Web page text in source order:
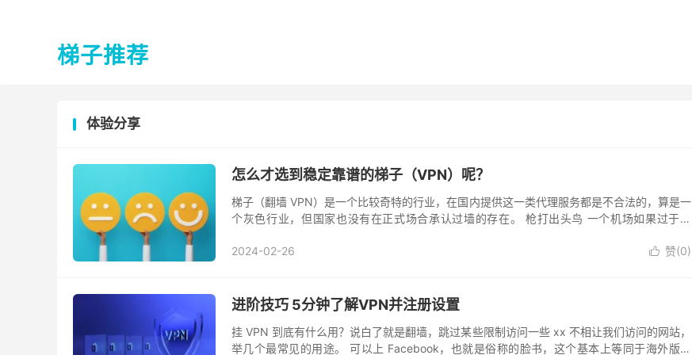
梯子推荐
体验分享
怎么才选到稳定靠谱的梯子（VPN）呢？
梯子（翻墙 VPN）是一个比较奇特的行业，在国内提供这一类代理服务都是不合法的，算是一
个灰色行业，但国家也没有在正式场合承认过墙的存在。 枪打出头鸟 一个机场如果过于高
 赞(0)
2024-02-26
进阶技巧 5分钟了解VPN并注册设置
挂 VPN 到底有什么用？说白了就是翻墙，跳过某些限制访问一些 xx 不相让我们访问的网站，
举几个最常见的用途。 可以上 Facebook，也就是俗称的脸书，这个基本上等同于海外版的